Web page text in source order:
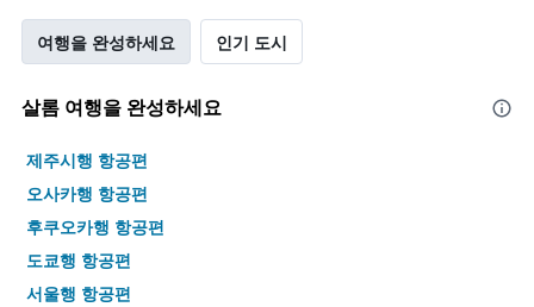
여행을 완성하세요 인기 도시
살롬 여행을 완성하세요
제주시행 항공편
오사카행 항공편
후쿠오카행 항공편
도쿄행 항공편
서울행 항공편